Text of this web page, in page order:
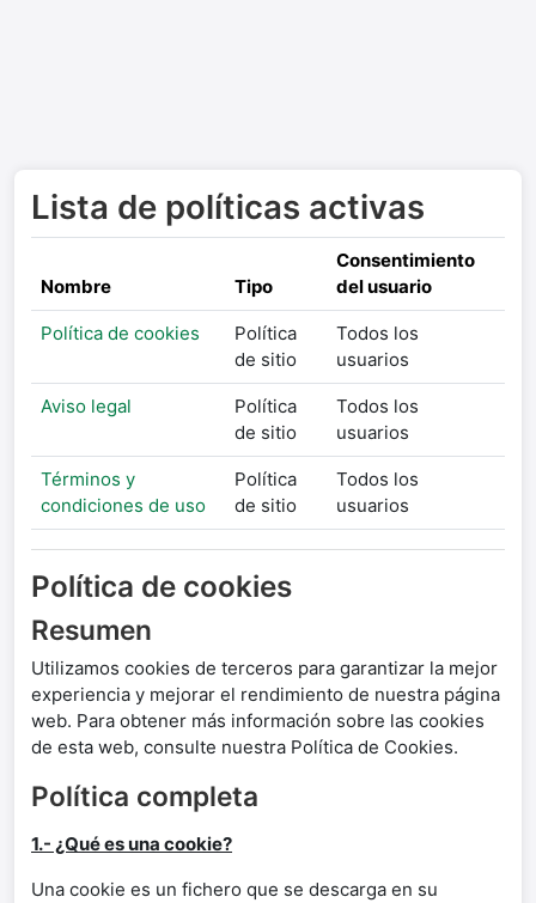
Lista de políticas activas
Nombre Tipo
Consentimiento
del usuario
Política de cookies
Política
de sitio
Todos los
usuarios
Aviso legal
Política
de sitio
Todos los
usuarios
Términos y
condiciones de uso
Política
de sitio
Todos los
usuarios
Política de cookies
Resumen
Utilizamos cookies de terceros para garantizar la mejor
experiencia y mejorar el rendimiento de nuestra página
web. Para obtener más información sobre las cookies
de esta web, consulte nuestra Política de Cookies.
Política completa
1.- ¿Qué es una cookie?
Una cookie es un fichero que se descarga en su